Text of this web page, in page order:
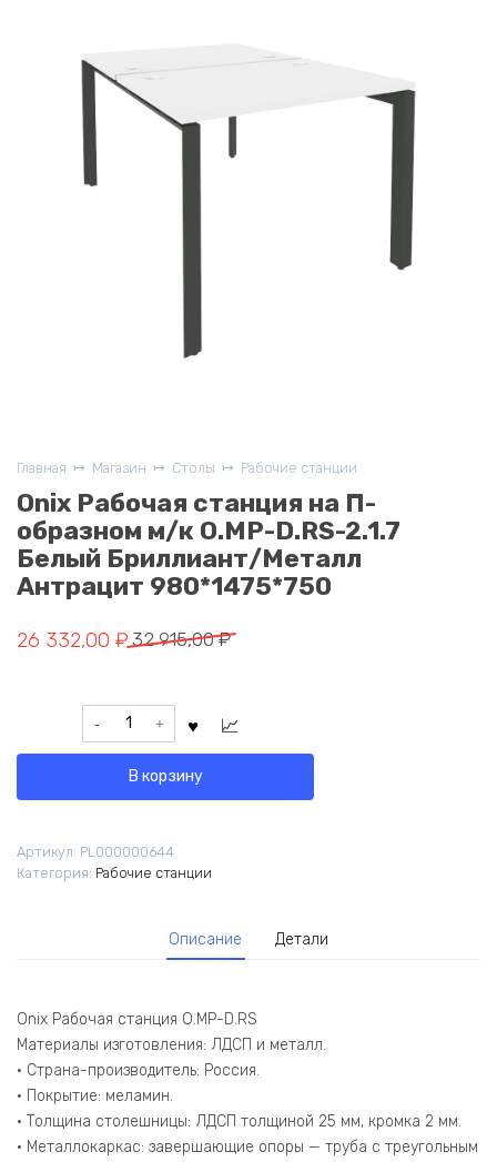
Главная Магазин Столы Рабочие станции
Onix Рабочая станция на П-
образном м/к O.MP-D.RS-2.1.7
Белый Бриллиант/Металл
Антрацит 980*1475*750
32 915,00₽
Первоначальная
составляла
915,00 ₽.
26 332,00 ₽
Текущая
332,00 ₽.
Количество
товара
Рабочая
П-
образном
Белый
Бриллиант/
Металл
Антрацит
В корзину
Артикул: PL000000644
Категория: Рабочие станции
Описание Детали
Onix Рабочая станция O.MP-D.RS
Материалы изготовления: ЛДСП и металл.
• Страна-производитель: Россия.
• Покрытие: меламин.
• Толщина столешницы: ЛДСП толщиной 25 мм, кромка 2 мм.
• Металлокаркас: завершающие опоры — труба с треугольным